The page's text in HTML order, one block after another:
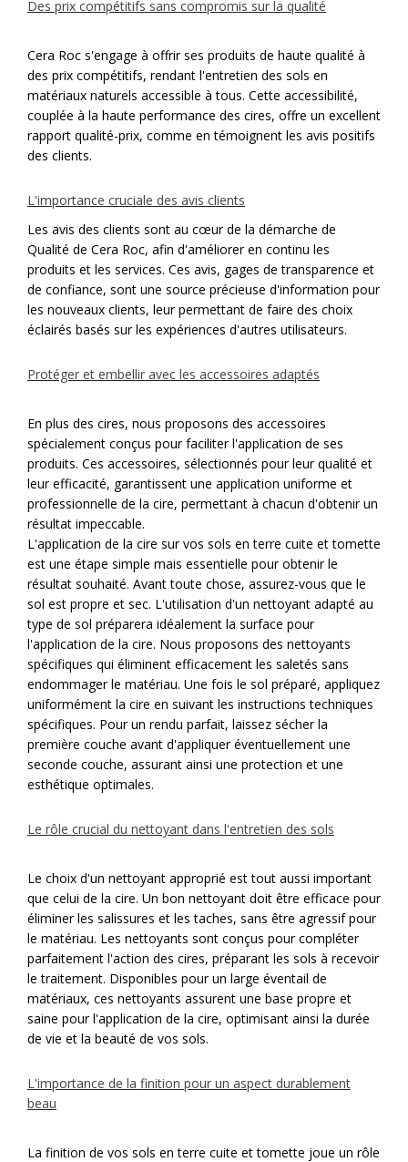
Des prix compétitifs sans compromis sur la qualité
Cera Roc s'engage à offrir ses produits de haute qualité à
des prix compétitifs, rendant l'entretien des sols en
matériaux naturels accessible à tous. Cette accessibilité,
couplée à la haute performance des cires, offre un excellent
rapport qualité-prix, comme en témoignent les avis positifs
des clients.
L'importance cruciale des avis clients
Les avis des clients sont au cœur de la démarche de
Qualité de Cera Roc, afin d'améliorer en continu les
produits et les services. Ces avis, gages de transparence et
de confiance, sont une source précieuse d'information pour
les nouveaux clients, leur permettant de faire des choix
éclairés basés sur les expériences d'autres utilisateurs.
Protéger et embellir avec les accessoires adaptés
En plus des cires, nous proposons des accessoires
spécialement conçus pour faciliter l'application de ses
produits. Ces accessoires, sélectionnés pour leur qualité et
leur efficacité, garantissent une application uniforme et
professionnelle de la cire, permettant à chacun d'obtenir un
résultat impeccable.
L'application de la cire sur vos sols en terre cuite et tomette
est une étape simple mais essentielle pour obtenir le
résultat souhaité. Avant toute chose, assurez-vous que le
sol est propre et sec. L'utilisation d'un nettoyant adapté au
type de sol préparera idéalement la surface pour
l'application de la cire. Nous proposons des nettoyants
spécifiques qui éliminent efficacement les saletés sans
endommager le matériau. Une fois le sol préparé, appliquez
uniformément la cire en suivant les instructions techniques
spécifiques. Pour un rendu parfait, laissez sécher la
première couche avant d'appliquer éventuellement une
seconde couche, assurant ainsi une protection et une
esthétique optimales.
Le rôle crucial du nettoyant dans l'entretien des sols
Le choix d'un nettoyant approprié est tout aussi important
que celui de la cire. Un bon nettoyant doit être efficace pour
éliminer les salissures et les taches, sans être agressif pour
le matériau. Les nettoyants sont conçus pour compléter
parfaitement l'action des cires, préparant les sols à recevoir
le traitement. Disponibles pour un large éventail de
matériaux, ces nettoyants assurent une base propre et
saine pour l'application de la cire, optimisant ainsi la durée
de vie et la beauté de vos sols.
L'importance de la finition pour un aspect durablement
beau
La finition de vos sols enterre cuite et tomette joue un rôle